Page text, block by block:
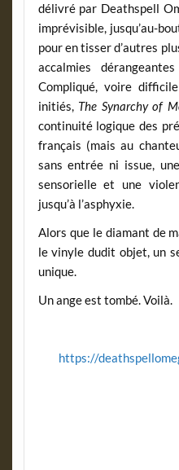
délivré par Deathspell
imprévisible, jusqu’au-
pour en tisser d’autres
accalmies
Compliqué, voire
initiés, The Synarchy of
continuité logique des
français (mais au
sans entrée ni issue,
sensorielle et une
jusqu’à l’asphyxie.
Alors que le diamant de
le vinyle dudit objet, un
unique.
Un ange est tombé. Voilà.
https://